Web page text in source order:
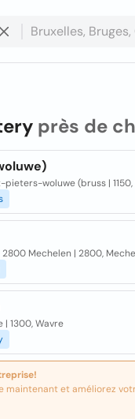
près de
pieters-woluwe (bruss |
Mechelen | 2800,
| 1300, Wavre
maintenant et améliorez